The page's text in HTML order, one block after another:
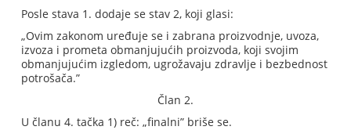
Posle stava 1. dodaje se stav 2, koji glasi:
„Ovim zakonom uređuje se i zabrana proizvodnje, uvoza,
izvoza i prometa obmanjujućih proizvoda, koji svojim
obmanjujućim izgledom, ugrožavaju zdravlje i bezbednost
potrošača.”
Član 2.
U članu 4. tačka 1) reč: „finalni” briše se.